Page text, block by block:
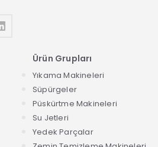
Ürün Grupları
Yıkama Makineleri
Süpürgeler
Püskürtme Makineleri
Su Jetleri
Yedek Parçalar